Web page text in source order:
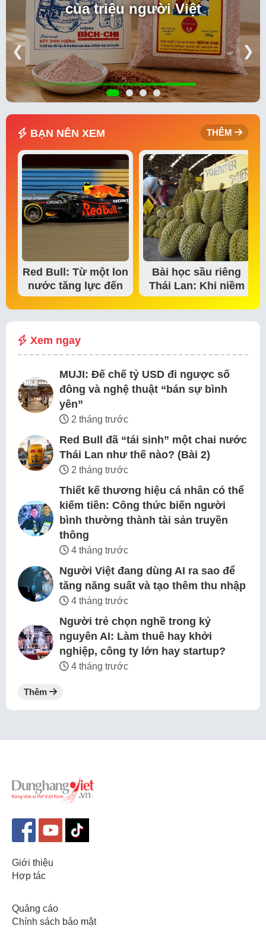
của triệu người Việt
❮ ❯
BẠN NÊN XEM THÊM
Red Bull: Từ một lon
nước tăng lực đến
đế chế thể…
Bài học sầu riêng
Thái Lan: Khi niềm
tin thị trường bắt…
Xem ngay
MUJI: Đế chế tỷ USD đi ngược số
đông và nghệ thuật “bán sự bình
yên”
2 tháng trước
Red Bull đã “tái sinh” một chai nước
Thái Lan như thế nào? (Bài 2)
2 tháng trước
Thiết kế thương hiệu cá nhân có thể
kiếm tiền: Công thức biến người
bình thường thành tài sản truyền
thông
4 tháng trước
Người Việt đang dùng AI ra sao để
tăng năng suất và tạo thêm thu nhập
4 tháng trước
Người trẻ chọn nghề trong kỷ
nguyên AI: Làm thuê hay khởi
nghiệp, công ty lớn hay startup?
4 tháng trước
Thêm
Giới thiệu
Hợp tác
Quảng cáo
Chính sách bảo mật